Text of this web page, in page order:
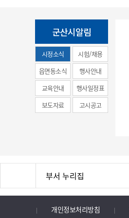
군산시알림
시정소식
(municipal
news)
시험/채용
읍면동소식
행사안내
교육안내
행사일정표
보도자료
고시공고
부서 누리집
개인정보처리방침